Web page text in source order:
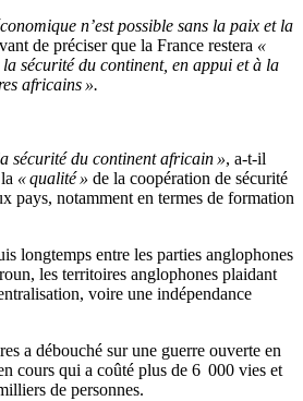
n’est possible sans la paix et la
de préciser que la France restera «
sécurité du continent, en appui et à la
africains ».
sécurité du continent africain », a-t-il
« qualité » de la coopération de sécurité
pays, notamment en termes de formation
longtemps entre les parties anglophones
les territoires anglophones plaidant
voire une indépendance
a débouché sur une guerre ouverte en
cours qui a coûté plus de 6 000 vies et
de personnes.